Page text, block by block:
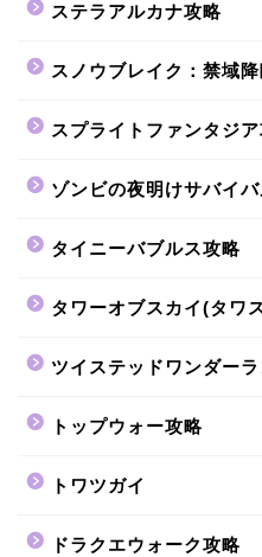
ステラアルカナ攻略
スノウブレイク：禁域
スプライトファンタジ
ゾンビの夜明けサバイ
タイニーバブルス攻略
タワーオブスカイ(タワ
ツイステッドワンダー
トップウォー攻略
トワツガイ
ドラクエウォーク攻略